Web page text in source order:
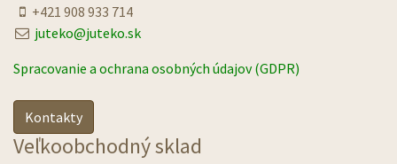
+421 908 933 714
juteko@juteko.sk
Spracovanie a ochrana osobných údajov (GDPR)
Kontakty
Veľkoobchodný sklad